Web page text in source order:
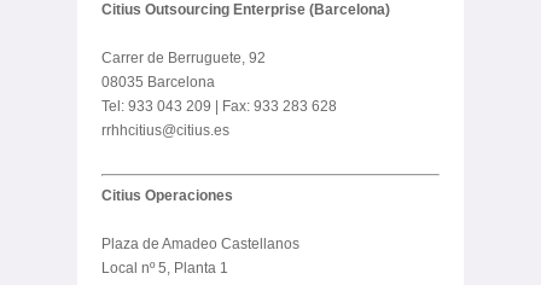
Citius Outsourcing Enterprise (Barcelona)
Carrer de Berruguete, 92
08035 Barcelona
Tel: 933 043 209 | Fax: 933 283 628
rrhhcitius@citius.es
Citius Operaciones
Plaza de Amadeo Castellanos
Local nº 5, Planta 1